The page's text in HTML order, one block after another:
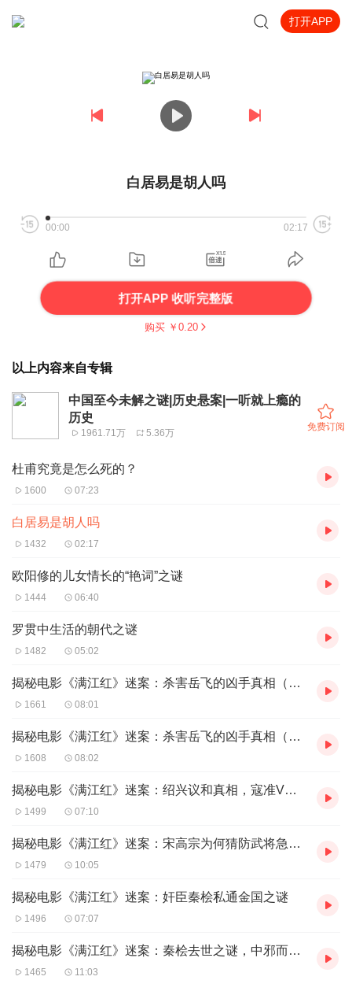
打开APP
白居易是胡人吗
00:00 02:17
打开APP 收听完整版
购买 ￥ 0.20
以上内容来自专辑
中国至今未解之谜|历史悬案|一听就上瘾的
历史
1961.71万 5.36万
免费订阅
杜甫究竟是怎么死的？
1600 07:23
白居易是胡人吗
1432 02:17
欧阳修的儿女情长的“艳词”之谜
1444 06:40
罗贯中生活的朝代之谜
1482 05:02
揭秘电影《满江红》迷案：杀害岳飞的凶手真相（上）
1661 08:01
揭秘电影《满江红》迷案：杀害岳飞的凶手真相（下）
1608 08:02
揭秘电影《满江红》迷案：绍兴议和真相，寇准VS秦桧
1499 07:10
揭秘电影《满江红》迷案：宋高宗为何猜防武将急于投降
1479 10:05
揭秘电影《满江红》迷案：奸臣秦桧私通金国之谜
1496 07:07
揭秘电影《满江红》迷案：秦桧去世之谜，中邪而死？
1465 11:03